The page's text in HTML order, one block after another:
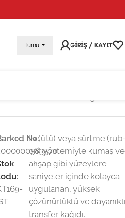
vermeye devam edebilirsiniz; tüm
Tümü GIRIŞ / KAYIT
No:
Isı (ütü) veya sürtme (rub-
on) yöntemiyle kumaş ve
ahşap gibi yüzeylere
saniyeler içinde kolayca
uygulanan, yüksek
çözünürlüklü ve dayanıklı
transfer kağıdı.